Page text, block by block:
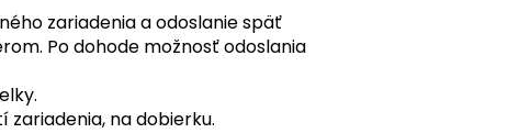
zariadenia a odoslanie späť
Po dohode možnosť odoslania
na dobierku.